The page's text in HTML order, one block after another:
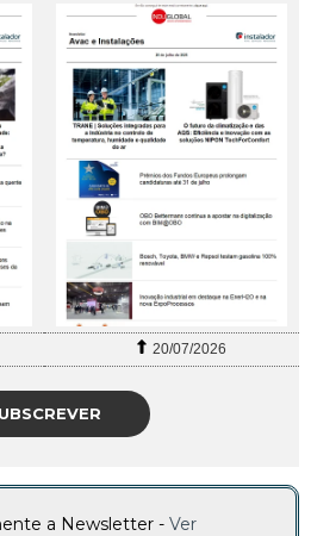
20/07/2026
a Newsletter - Ver